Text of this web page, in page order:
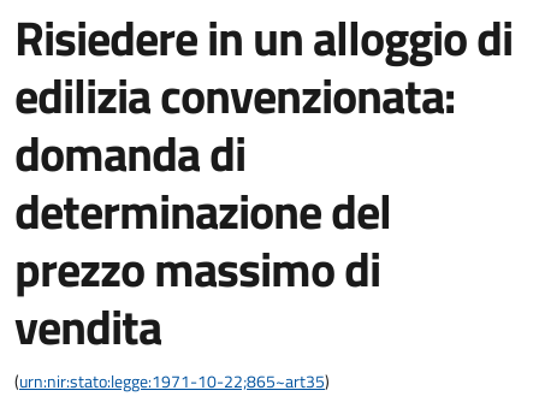
Risiedere in un alloggio di
edilizia convenzionata:
domanda di
determinazione del
prezzo massimo di
vendita
(urn:nir:stato:legge:1971-10-22;865~art35)